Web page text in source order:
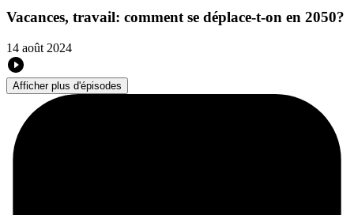
Vacances, travail: comment se déplace-t-on en 2050?
14 août 2024
Afficher plus d'épisodes